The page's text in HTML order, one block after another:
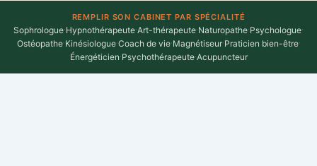
REMPLIR SON CABINET PAR SPÉCIALITÉ
Sophrologue·Hypnothérapeute·Art-thérapeute·Naturopathe·Psychologue·
Ostéopathe·Kinésiologue·Coach de vie·Magnétiseur·Praticien bien-être·
Énergéticien·Psychothérapeute·Acupuncteur